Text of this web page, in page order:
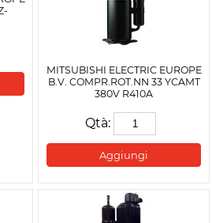
MITSUBISHI ELECTRIC EUROPE
B.V. COMPR.ROT.NN 33 YCAMT
380V R410A
Qtà:
Aggiungi